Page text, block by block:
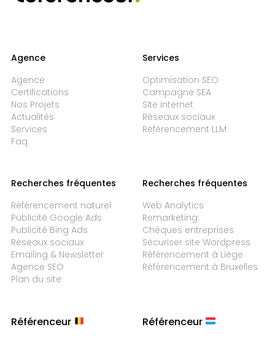
Agence
Agence
Certifications
Nos Projets
Actualités
Services
Faq
Services
Optimisation SEO
Campagne SEA
Site internet
Réseaux sociaux
Référencement LLM
Recherches fréquentes
Référencement naturel
Publicité Google Ads
Publicité Bing Ads
Réseaux sociaux
Emailing & Newsletter
Agence SEO
Plan du site
Recherches fréquentes
Web Analytics
Remarketing
Chèques entreprises
Sécuriser site Wordpress
Référencement à Liège
Référencement à Bruxelles
Référenceur Référenceur